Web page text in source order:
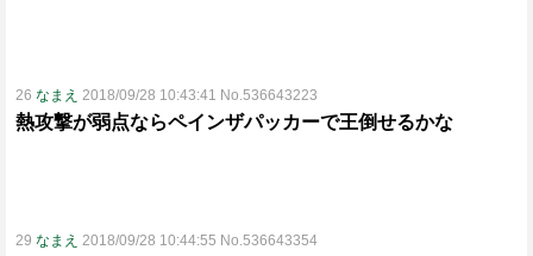
26 なまえ 2018/09/28 10:43:41 No.536643223
熱攻撃が弱点ならペインザパッカーで王倒せるかな
29 なまえ 2018/09/28 10:44:55 No.536643354